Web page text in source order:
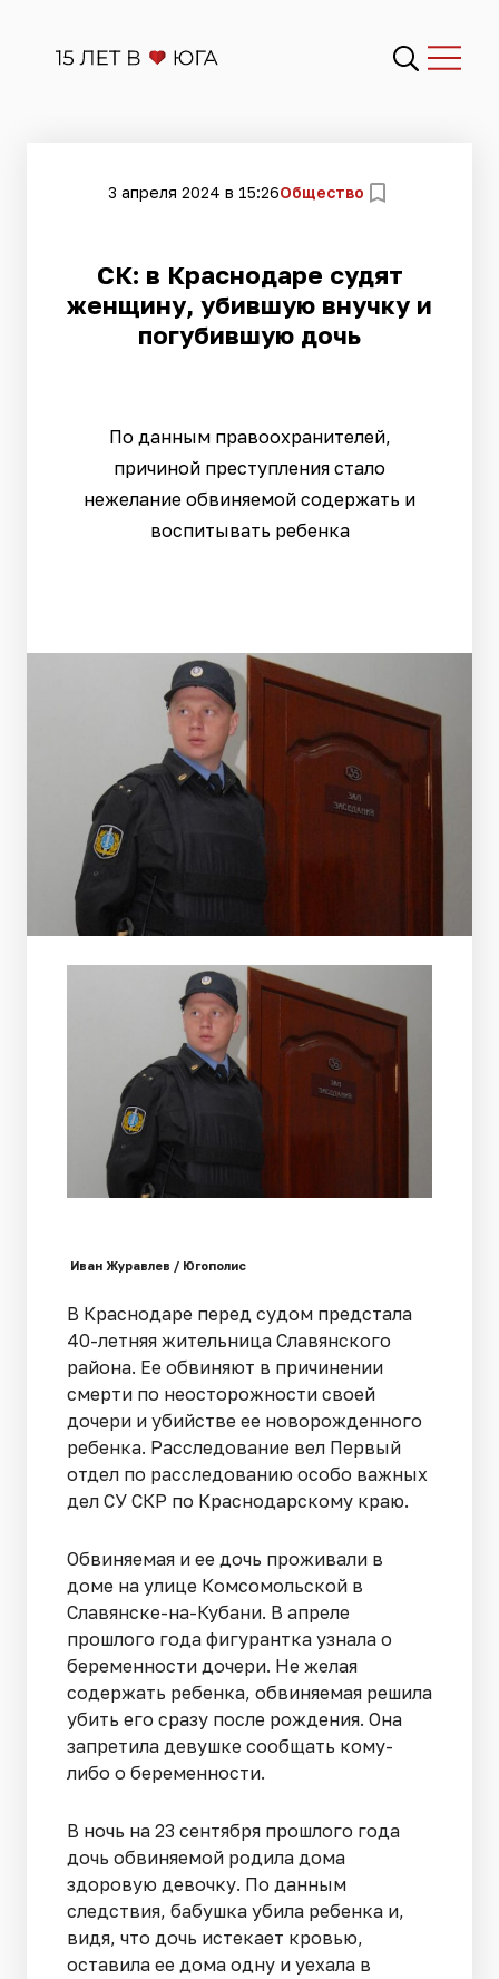
3 апреля 2024 в 15:26Общество
СК: в Краснодаре судят
женщину, убившую внучку и
погубившую дочь
По данным правоохранителей,
причиной преступления стало
нежелание обвиняемой содержать и
воспитывать ребенка
Иван Журавлев / Югополис
В Краснодаре перед судом предстала
40-летняя жительница Славянского
района. Ее обвиняют в причинении
смерти по неосторожности своей
дочери и убийстве ее новорожденного
ребенка. Расследование вел Первый
отдел по расследованию особо важных
дел СУ СКР по Краснодарскому краю.
Обвиняемая и ее дочь проживали в
доме на улице Комсомольской в
Славянске-на-Кубани. В апреле
прошлого года фигурантка узнала о
беременности дочери. Не желая
содержать ребенка, обвиняемая решила
убить его сразу после рождения. Она
запретила девушке сообщать кому-
либо о беременности.
В ночь на 23 сентября прошлого года
дочь обвиняемой родила дома
здоровую девочку. По данным
следствия, бабушка убила ребенка и,
видя, что дочь истекает кровью,
оставила ее дома одну и уехала в